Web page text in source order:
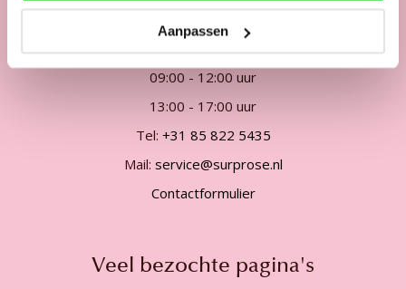
Aanpassen
Onze klantenservice
09:00 - 12:00 uur
13:00 - 17:00 uur
Tel: +31 85 822 5435
Mail: service@surprose.nl
Contactformulier
Veel bezochte pagina's